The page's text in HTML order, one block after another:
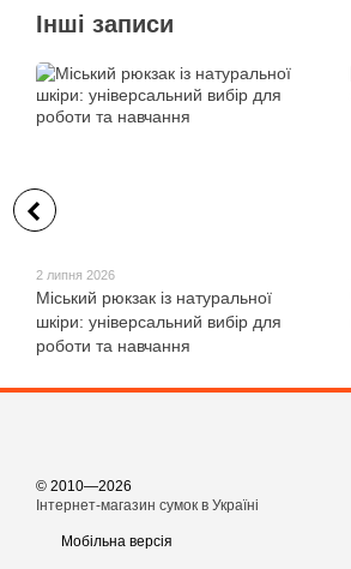
Інші записи
2 липня 2026
Міський рюкзак із натуральної
шкіри: універсальний вибір для
роботи та навчання
© 2010—2026
Інтернет-магазин сумок в Україні
Мобільна версія